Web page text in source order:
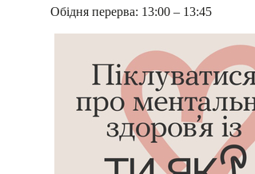
Обідня перерва: 13:00 – 13:45